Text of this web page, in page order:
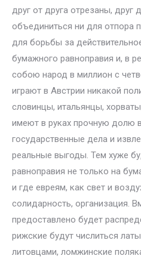
друг от друга отрезаны, друг
объединиться ни для отпора
для борьбы за
бумажного равноправия и, в
собою народ в миллион с
играют в Австрии никакой
словинцы, итальянцы,
имеют в руках прочную долю
государственные дела и
реальные выгоды. Тем хуже
равноправия не только на
и где евреям, как свет и
солидарность, организация.
предоставлено будет
рижские будут числиться
литовцами, ломжинские